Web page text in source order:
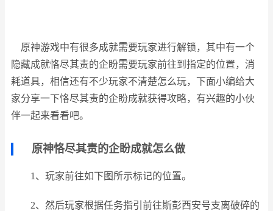
原神游戏中有很多成就需要玩家进行解锁，其中有一个
隐藏成就恪尽其责的企盼需要玩家前往到指定的位置，消
耗道具，相信还有不少玩家不清楚怎么玩，下面小编给大
家分享一下恪尽其责的企盼成就获得攻略，有兴趣的小伙
伴一起来看看吧。
原神恪尽其责的企盼成就怎么做
1、玩家前往如下图所示标记的位置。
2、然后玩家根据任务指引前往斯彭西安号支离破碎的